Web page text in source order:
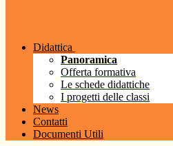
Didattica
Panoramica
Offerta formativa
Le schede didattiche
I progetti delle classi
News
Contatti
Documenti Utili